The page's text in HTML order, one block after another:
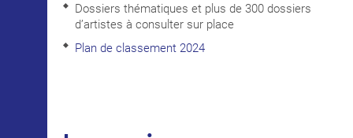
Dossiers thématiques et plus de 300 dossiers
d’artistes à consulter sur place
Plan de classement 2024